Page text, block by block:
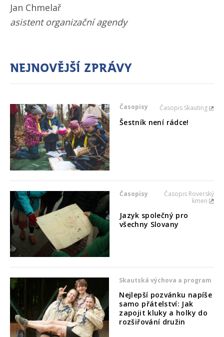
Jan Chmelař
asistent organizační agendy
Nejnovější zprávy
Časopisy Časopis Skauting
Šestník není rádce!
Časopisy
Časopis Roverský
kmen
Jazyk společný pro
všechny Slovany
Skautská výchova a program
Nejlepší pozvánku napíše
samo přátelství: Jak
zapojit kluky a holky do
rozšiřování družin